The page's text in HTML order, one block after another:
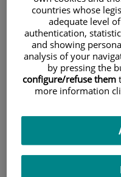
Teléfono::
Jefe/a de servicio:
Fernández
Horario:de 8 a 15
a 20 horas;
countries whose
adequate level
authentication,
and showing
analysis of your
by pressing the
configure/refuse them
more information